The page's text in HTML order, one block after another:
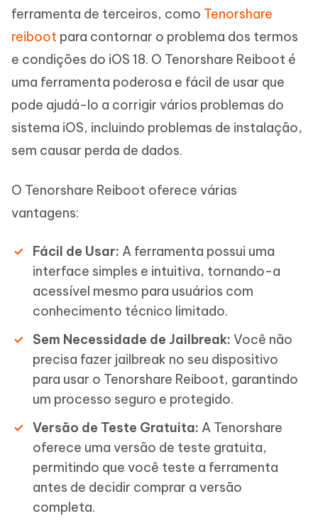
ferramenta de terceiros, como Tenorshare
reiboot para contornar o problema dos termos
e condições do iOS 18. O Tenorshare Reiboot é
uma ferramenta poderosa e fácil de usar que
pode ajudá-lo a corrigir vários problemas do
sistema iOS, incluindo problemas de instalação,
sem causar perda de dados.
O Tenorshare Reiboot oferece várias
vantagens:
Fácil de Usar: A ferramenta possui uma
interface simples e intuitiva, tornando-a
acessível mesmo para usuários com
conhecimento técnico limitado.
Sem Necessidade de Jailbreak: Você não
precisa fazer jailbreak no seu dispositivo
para usar o Tenorshare Reiboot, garantindo
um processo seguro e protegido.
Versão de Teste Gratuita: A Tenorshare
oferece uma versão de teste gratuita,
permitindo que você teste a ferramenta
antes de decidir comprar a versão
completa.